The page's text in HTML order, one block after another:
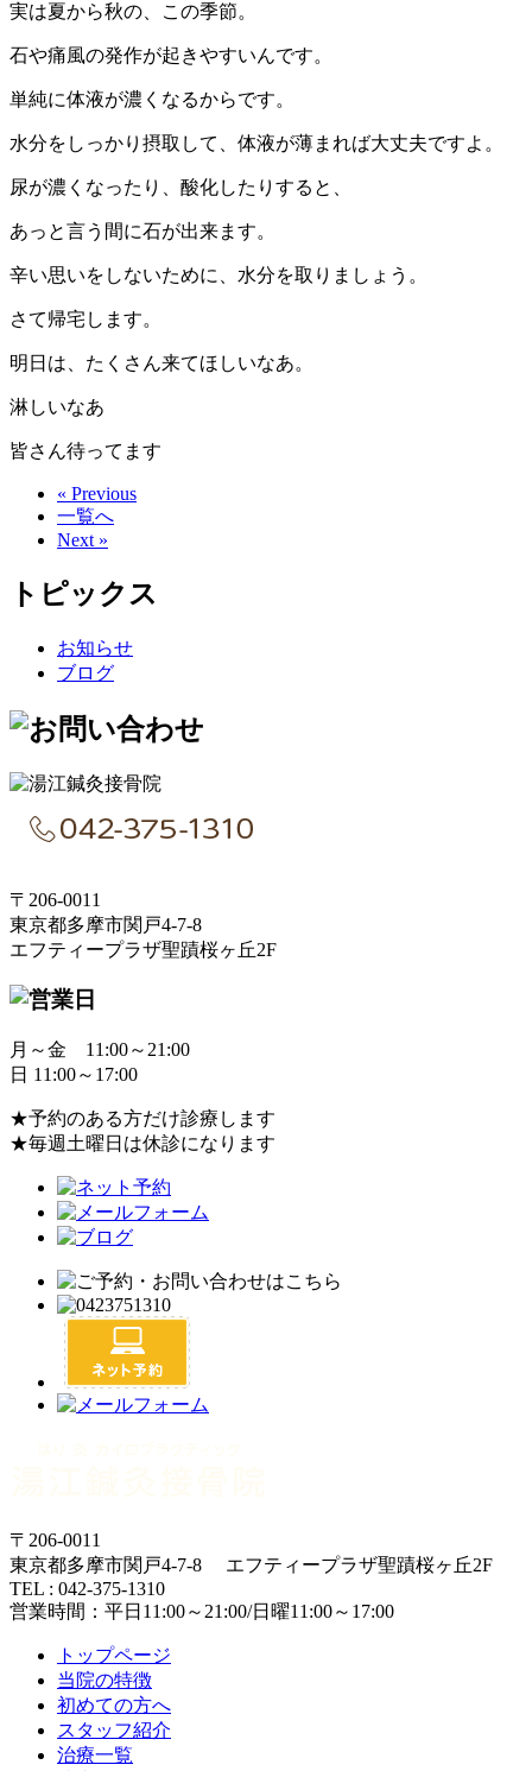
実は夏から秋の、この季節。
石や痛風の発作が起きやすいんです。
単純に体液が濃くなるからです。
水分をしっかり摂取して、体液が薄まれば大丈夫ですよ。
尿が濃くなったり、酸化したりすると、
あっと言う間に石が出来ます。
辛い思いをしないために、水分を取りましょう。
さて帰宅します。
明日は、たくさん来てほしいなあ。
淋しいなあ
皆さん待ってます
« Previous
一覧へ
Next »
トピックス
お知らせ
ブログ
〒206-0011
東京都多摩市関戸4-7-8
エフティープラザ聖蹟桜ヶ丘2F
月～金 11:00～21:00
日 11:00～17:00
★予約のある方だけ診療します
★毎週土曜日は休診になります
〒206-0011
東京都多摩市関戸4-7-8 エフティープラザ聖蹟桜ヶ丘2F
TEL : 042-375-1310
営業時間：平日11:00～21:00/日曜11:00～17:00
トップページ
当院の特徴
初めての方へ
スタッフ紹介
治療一覧